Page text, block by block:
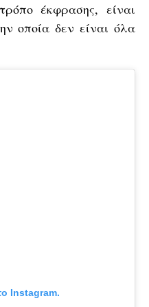
έκφρασης, είναι
οποία δεν είναι όλα
Instagram.